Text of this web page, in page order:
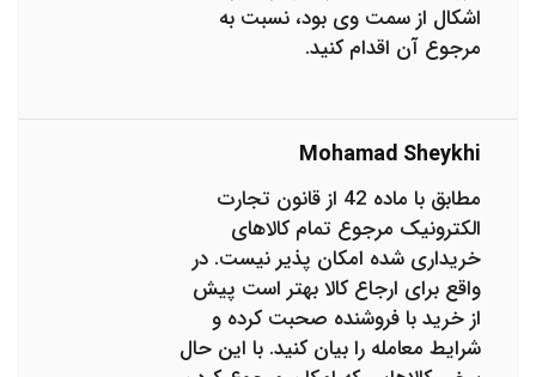
اشکال از سمت وی بود، نسبت به
مرجوع آن اقدام کنید.
Mohamad Sheykhi
مطابق با ماده 42 از قانون تجارت
الکترونیک مرجوع تمام کالاهای
خریداری شده امکان پذیر نیست. در
واقع برای ارجاع کالا بهتر است پیش
از خرید با فروشنده صحبت کرده و
شرایط معامله را بیان کنید. با این حال